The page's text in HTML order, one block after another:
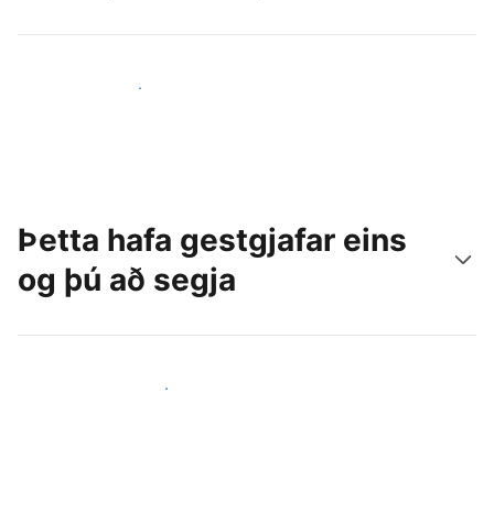
Náðu til nýrra gesta í dag
Þetta hafa gestgjafar eins
og þú að segja
Ganga til liðs við aðra gestgjafa